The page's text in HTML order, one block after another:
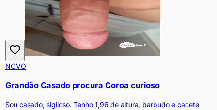
NOVO
Grandão Casado procura Coroa curioso
Sou casado, sigiloso. Tenho 1,96 de altura, barbudo e cacete